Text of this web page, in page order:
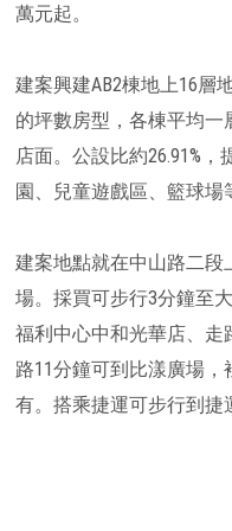
萬元起。
建案興建AB2棟地上16層
的坪數房型，各棟平均一
店面。公設比約26.91%
園、兒童遊戲區、籃球場
建案地點就在中山路二段
場。採買可步行3分鐘至
福利中心中和光華店、走
路11分鐘可到比漾廣場
有。搭乘捷運可步行到捷